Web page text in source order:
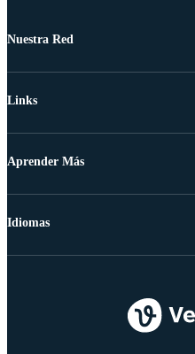
Nuestra Red
Links
Aprender Más
Idiomas